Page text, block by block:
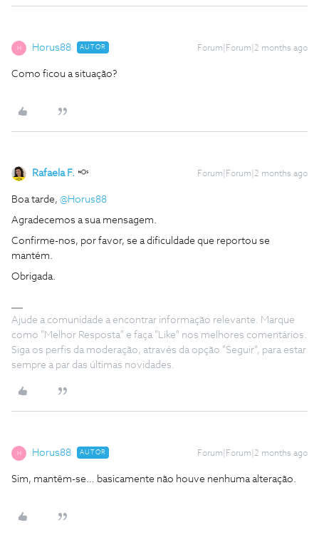
H Horus88 AUTOR Forum|Forum|2 months ago
Como ficou a situação?
Rafaela F. Forum|Forum|2 months ago
Boa tarde, ​ @Horus88
Agradecemos a sua mensagem.
Confirme-nos, por favor, se a dificuldade que reportou se
mantém.
Obrigada.
Ajude a comunidade a encontrar informação relevante. Marque
como "Melhor Resposta" e faça "Like" nos melhores comentários.
Siga os perfis da moderação, através da opção "Seguir", para estar
sempre a par das últimas novidades.
H Horus88 AUTOR Forum|Forum|2 months ago
Sim, mantêm-se… basicamente não houve nenhuma alteração.